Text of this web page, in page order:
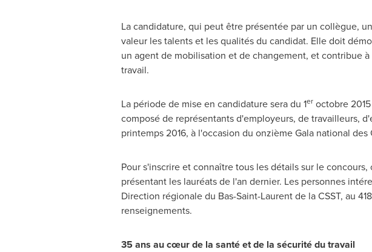
La candidature, qui peut être présentée par un collègue,
valeur les talents et les qualités du candidat. Elle doit
un agent de mobilisation et de changement, et contribue
travail.
La période de mise en candidature sera du 1eroctobre 2015
composé de représentants d'employeurs, de travailleurs,
printemps 2016, à l'occasion du onzième Gala national
Pour s'inscrire et connaître tous les détails sur le
présentant les lauréats de l'an dernier. Les personnes
Direction régionale du Bas-Saint-Laurent de la CSST, au
renseignements.
35 ans au cœur de la santé et de la sécurité du travail